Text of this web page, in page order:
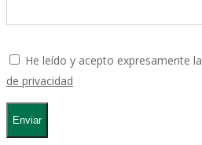
He leído y acepto expresamente la
de privacidad